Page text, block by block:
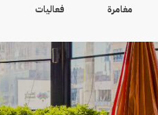
فعاليات مغامرة